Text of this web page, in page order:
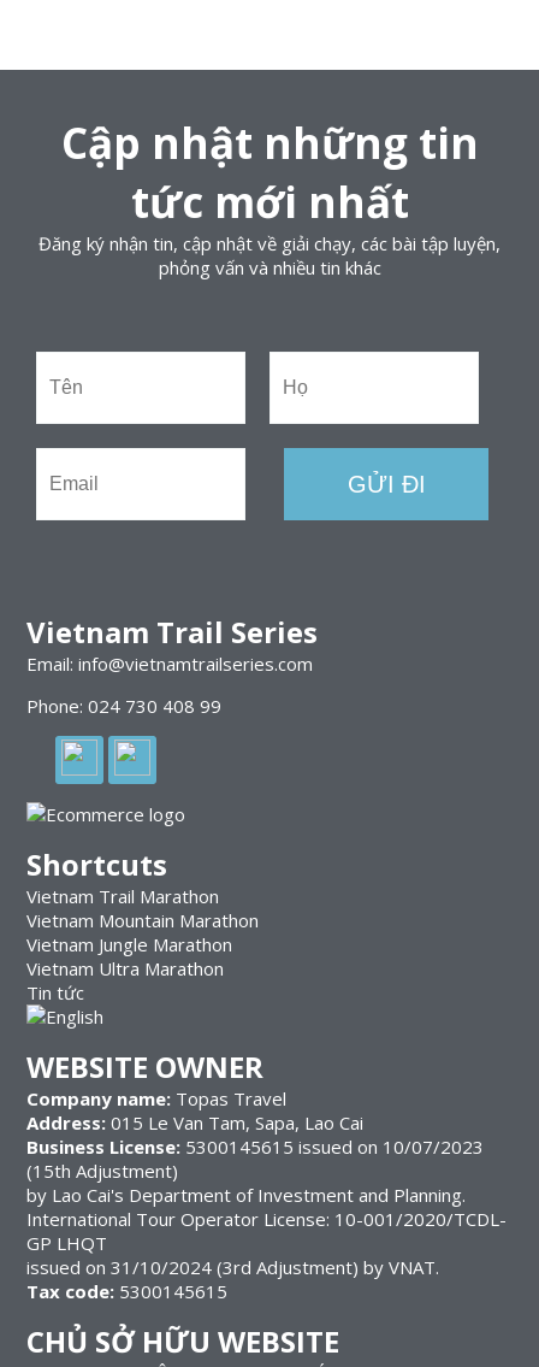
Cập nhật những tin
tức mới nhất
Đăng ký nhận tin, cập nhật về giải chạy, các bài tập luyện,
phỏng vấn và nhiều tin khác
Vietnam Trail Series
Email: info@vietnamtrailseries.com
Phone: 024 730 408 99
Shortcuts
Vietnam Trail Marathon
Vietnam Mountain Marathon
Vietnam Jungle Marathon
Vietnam Ultra Marathon
Tin tức
WEBSITE OWNER
Company name:Topas Travel
Address:015 Le Van Tam, Sapa, Lao Cai
Business License: 5300145615 issued on 10/07/2023
(15th Adjustment)
by Lao Cai's Department of Investment and Planning.
International Tour Operator License: 10-001/2020/TCDL-
GP LHQT
issued on 31/10/2024 (3rd Adjustment) by VNAT.
Tax code: 5300145615
CHỦ SỞ HỮU WEBSITE